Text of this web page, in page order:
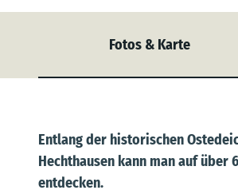
Fotos & Karte
Entlang der historischen
Hechthausen kann man auf
entdecken.